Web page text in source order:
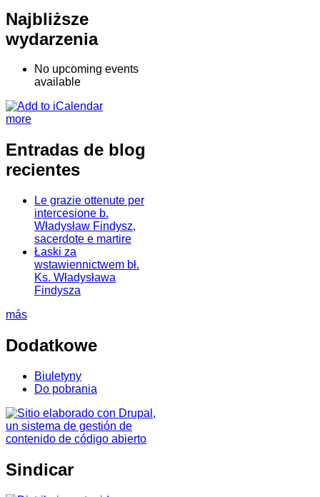
Najbliższe
wydarzenia
No upcoming events
available
more
Entradas de blog
recientes
Le grazie ottenute per
intercesione b.
Władysław Findysz,
sacerdote e martire
Łaski za
wstawiennictwem bł.
Ks. Władysława
Findysza
más
Dodatkowe
Biuletyny
Do pobrania
Sindicar